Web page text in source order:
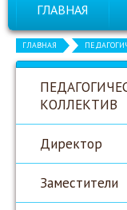
ГЛАВНАЯ
ГЛАВНАЯ
КОЛЛЕКТИВ
Директор
Заместители